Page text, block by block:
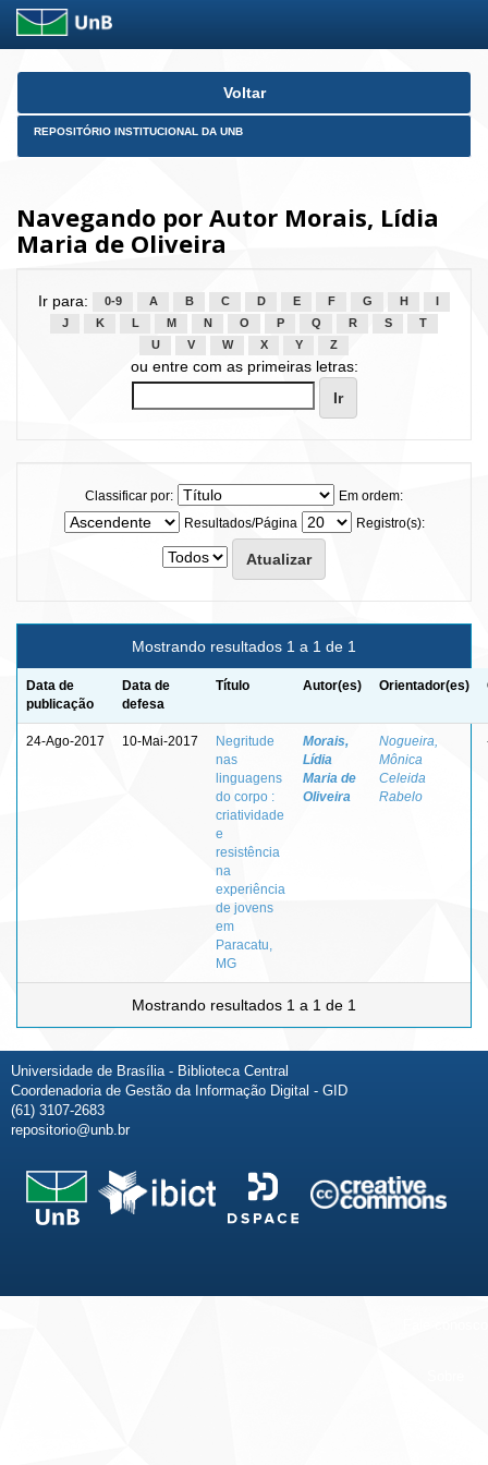
Skip
Voltar
REPOSITÓRIO INSTITUCIONAL DA UNB
Navegando por Autor Morais, Lídia
Maria de Oliveira
Ir para: 0-9 A B C D E F G H
J
K L M N O P Q R S
T
U
V W X Y Z
ou entre com as primeiras letras:
Classificar por:
Em ordem:
Resultados/Página
Registro(s):
Mostrando resultados 1 a 1 de 1
Data de
publicação
Data de
defesa
Título Autor(es) Orientador(es)
24-Ago-2017 10-Mai-2017
Negritude
nas
linguagens
do corpo :
criatividade
e
resistência
na
experiência
de jovens
em
Paracatu,
MG
Morais,
Lídia
Maria de
Oliveira
Nogueira,
Mônica
Celeida
Rabelo
Mostrando resultados 1 a 1 de 1
Universidade de Brasília - Biblioteca Central
Coordenadoria de Gestão da Informação Digital - GID
(61) 3107-2683
repositorio@unb.br